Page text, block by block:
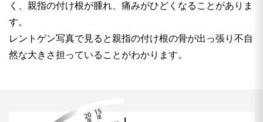
く、親指の付け根が腫れ、痛みがひどくなることがありま
す。
レントゲン写真で見ると親指の付け根の骨が出っ張り不自
然な大きさ担っていることがわかります。